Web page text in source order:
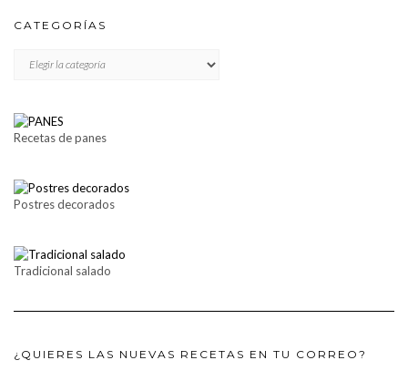
CATEGORÍAS
Recetas de panes
Postres decorados
Tradicional salado
¿QUIERES LAS NUEVAS RECETAS EN TU CORREO?